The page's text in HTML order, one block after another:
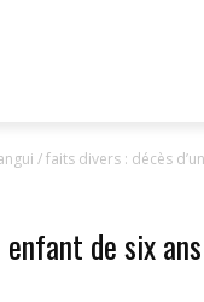
/ faits divers : décès
de six